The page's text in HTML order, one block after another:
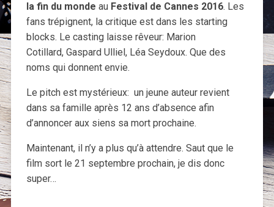
la fin du monde au Festival de Cannes 2016. Les
fans trépignent, la critique est dans les starting
blocks. Le casting laisse rêveur: Marion
Cotillard, Gaspard Ulliel, Léa Seydoux. Que des
noms qui donnent envie.
Le pitch est mystérieux: un jeune auteur revient
dans sa famille après 12 ans d’absence afin
d’annoncer aux siens sa mort prochaine.
Maintenant, il n’y a plus qu’à attendre. Saut que le
film sort le 21 septembre prochain, je dis donc
super…